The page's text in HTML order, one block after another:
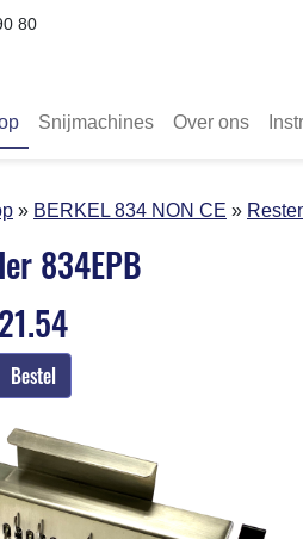
80
Snijmachines Over ons
BERKEL 834 NON CE
834EPB
Bestel